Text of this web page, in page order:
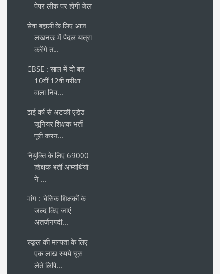
पेपर लीक पर होगी जेल
सेवा बहाली के लिए आज
लखनऊ में पैदल यात्रा
करेंगे त...
CBSE : साल में दो बार
10वीं 12वीं परीक्षा
वाला निय...
ढाई वर्ष से अटकी एडेड
जूनियर शिक्षक भर्ती
पूरी करन...
नियुक्ति के लिए 69000
शिक्षक भर्ती अभ्यर्थियों
ने ...
मांग : 'बेसिक शिक्षकों के
जल्द किए जाएं
अंतर्जनपदी...
स्कूल की मान्यता के लिए
एक लाख रुपये घूस
लेते लिपि...